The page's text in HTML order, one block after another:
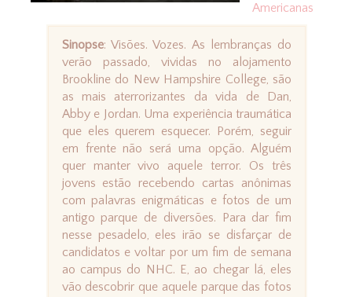
Americanas
Sinopse: Visões. Vozes. As lembranças do
verão passado, vividas no alojamento
Brookline do New Hampshire College, são
as mais aterrorizantes da vida de Dan,
Abby e Jordan. Uma experiência traumática
que eles querem esquecer. Porém, seguir
em frente não será uma opção. Alguém
quer manter vivo aquele terror. Os três
jovens estão recebendo cartas anônimas
com palavras enigmáticas e fotos de um
antigo parque de diversões. Para dar fim
nesse pesadelo, eles irão se disfarçar de
candidatos e voltar por um fim de semana
ao campus do NHC. E, ao chegar lá, eles
vão descobrir que aquele parque das fotos